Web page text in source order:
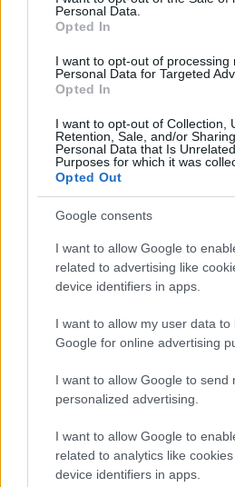
Personal Data.
Opted In
I want to opt-out of processing
Personal Data for Targeted
Opted In
I want to opt-out of Collection,
Retention, Sale, and/or
Personal Data that Is
Purposes for which it was
Opted Out
Google consents
I want to allow Google to
related to advertising like
device identifiers in apps.
I want to allow my user data to
Google for online advertising
I want to allow Google to send
personalized advertising.
I want to allow Google to
related to analytics like
device identifiers in apps.
Kovary készített már
Zagarnak a Hangmásnak
Trousersnek, a Radio
nak is. 2010 év vége óta -
mellett - Péter rezidense
elnevezésű
PRYUS(Ninjabreakz) /
dubstep
Sokoldalú, változatos
jellemzi a Pyrus szettjeit.
legfontosabb, hogy a
legyen, és hatalmasat
A Tóth Gábor és Tóth
igazi stíluskavalkád
mindig valami újdonságot
Rádió Jövőzene című
válogatják a zenéket, saját
olyan kaliberű nevek
Kuts.